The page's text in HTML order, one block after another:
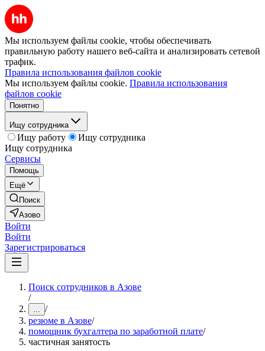
Мы используем файлы cookie, чтобы обеспечивать
правильную работу нашего веб-сайта и анализировать сетевой
трафик.
Правила использования файлов cookie
Мы используем файлы cookie. Правила использования
файлов cookie
Понятно
Ищу сотрудника
Ищу работу
Ищу сотрудника
Ищу сотрудника
Сервисы
Помощь
Ещё
Поиск
Азово
Войти
Войти
Зарегистрироваться
Поиск сотрудников в Азове
/
... /
резюме в Азове/
помощник бухгалтера по заработной плате/
частичная занятость